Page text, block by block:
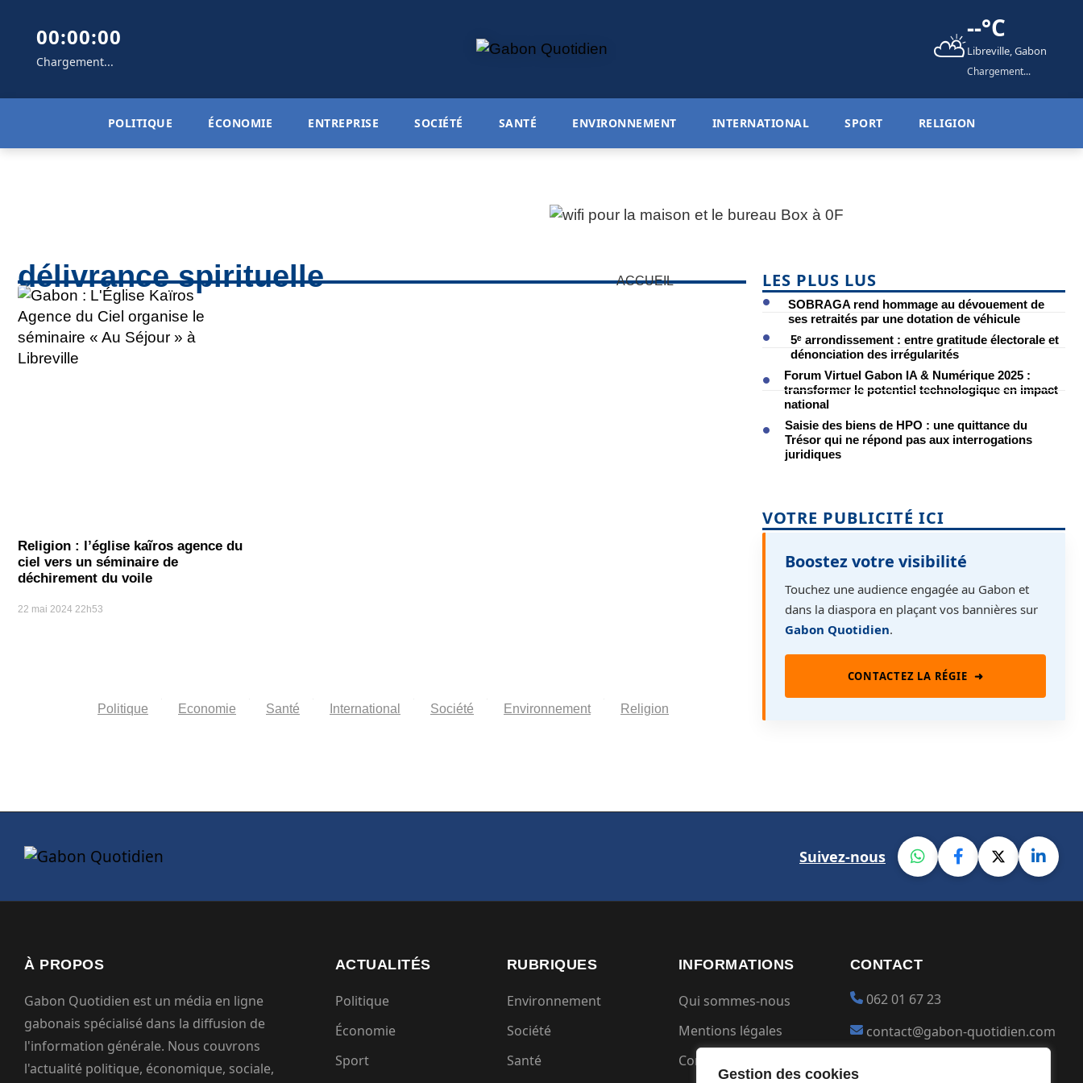
Gestion des cookies
00:00:00
Chargement... ⛅--°C
Libreville, Gabon
Chargement...
POLITIQUE ÉCONOMIE ENTREPRISE SOCIÉTÉ SANTÉ ENVIRONNEMENT INTERNATIONAL SPORT RELIGION
ACCUEIL
délivrance spirituelle
Religion : l’église kaĩros agence du
ciel vers un séminaire de
déchirement du voile
22 mai 2024 22h53
Politique Economie Santé International Société Environnement Religion
LES PLUS LUS
SOBRAGA rend hommage au dévouement de
ses retraités par une dotation de véhicule
5ᵉ arrondissement : entre gratitude électorale et
dénonciation des irrégularités
Forum Virtuel Gabon IA & Numérique 2025 :
transformer le potentiel technologique en impact
national
Saisie des biens de HPO : une quittance du
Trésor qui ne répond pas aux interrogations
juridiques
VOTRE PUBLICITÉ ICI
Boostez votre visibilité
Touchez une audience engagée au Gabon et
dans la diaspora en plaçant vos bannières sur
Gabon Quotidien.
CONTACTEZ LA RÉGIE ➜
Suivez-nous
À PROPOS
Gabon Quotidien est un média en ligne
gabonais spécialisé dans la diffusion de
l'information générale. Nous couvrons
l'actualité politique, économique, sociale,
ACTUALITÉS
Politique
Économie
Sport
RUBRIQUES
Environnement
Société
Santé
INFORMATIONS
Qui sommes-nous
Mentions légales
Conditions générales
CONTACT
062 01 67 23
contact@gabon-quotidien.com